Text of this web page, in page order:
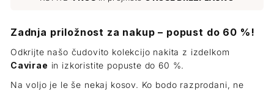
Zadnja priložnost za nakup – popust do 60 %!
Odkrijte našo čudovito kolekcijo nakita z izdelkom
Cavirae in izkoristite popuste do 60 %.
Na voljo je le še nekaj kosov. Ko bodo razprodani, ne